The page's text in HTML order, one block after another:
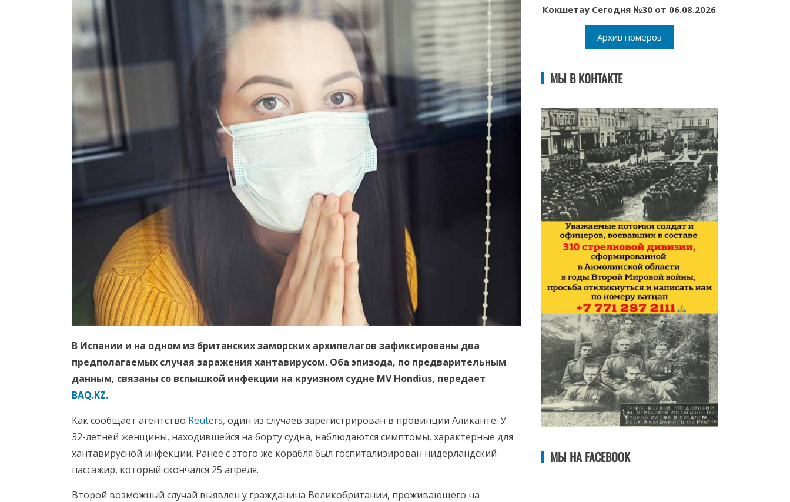
В Испании и на одном из британских заморских архипелагов зафиксированы два
предполагаемых случая заражения хантавирусом. Оба эпизода, по предварительным
данным, связаны со вспышкой инфекции на круизном судне MV Hondius, передает
BAQ.KZ.
Как сообщает агентство Reuters, один из случаев зарегистрирован в провинции Аликанте. У
32-летней женщины, находившейся на борту судна, наблюдаются симптомы, характерные для
хантавирусной инфекции. Ранее с этого же корабля был госпитализирован нидерландский
пассажир, который скончался 25 апреля.
Второй возможный случай выявлен у гражданина Великобритании, проживающего на
Кокшетау Сегодня №30 от 06.08.2026
Архив номеров
МЫ В КОНТАКТЕ
МЫ НА FACEBOOK